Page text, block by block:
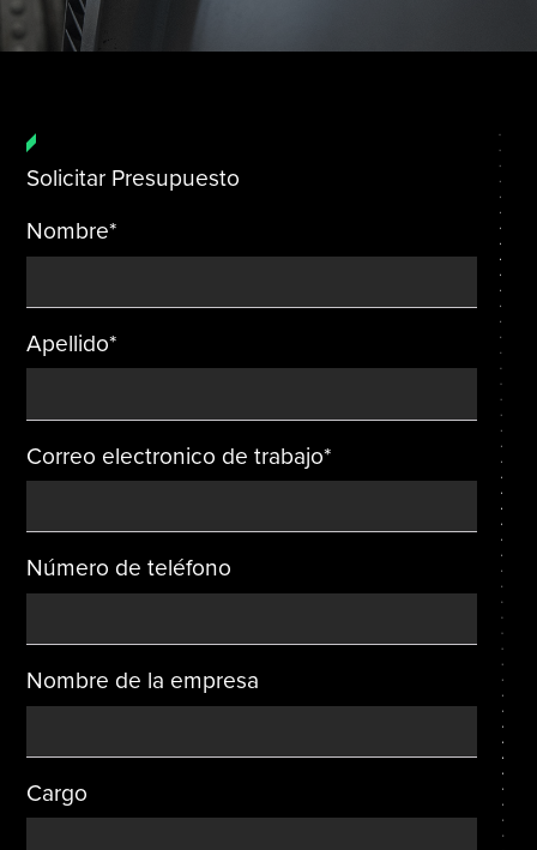
Solicitar Presupuesto
Nombre*
Apellido*
Correo electronico de trabajo*
Número de teléfono
Nombre de la empresa
Cargo